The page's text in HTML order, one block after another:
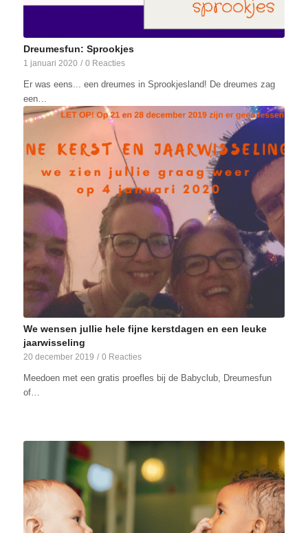
Dreumesfun: Sprookjes
1 januari 2020 / 0 Reacties
Er was eens... een dreumes in Sprookjesland! De dreumes zag
een…
We wensen jullie hele fijne kerstdagen en een leuke
jaarwisseling
20 december 2019 / 0 Reacties
Meedoen met een gratis proefles bij de Babyclub, Dreumesfun
of…